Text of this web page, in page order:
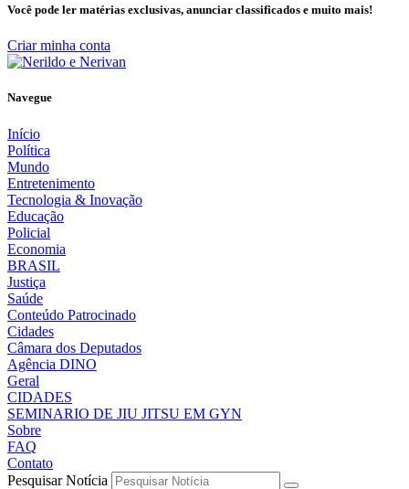
Você pode ler matérias exclusivas, anunciar classificados e muito mais!
Criar minha conta
Navegue
Início
Política
Mundo
Entretenimento
Tecnologia & Inovação
Educação
Policial
Economia
BRASIL
Justiça
Saúde
Conteúdo Patrocinado
Cidades
Câmara dos Deputados
Agência DINO
Geral
CIDADES
SEMINARIO DE JIU JITSU EM GYN
Sobre
FAQ
Contato
Pesquisar Notícia